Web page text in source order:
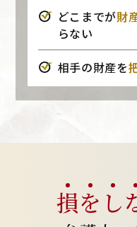
どこまでが財
らない
相手の財産を
損を し